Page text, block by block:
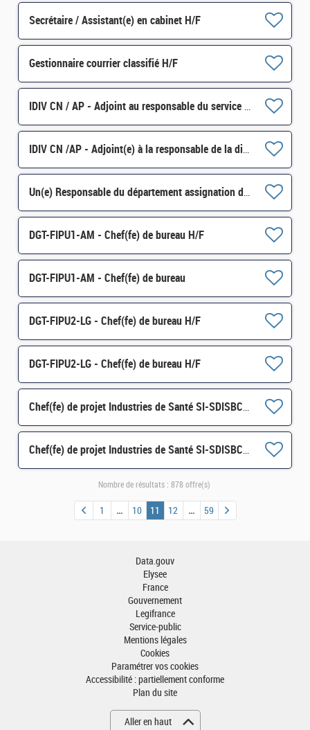
Secrétaire / Assistant(e) en cabinet H/F
Gestionnaire courrier classifié H/F
IDIV CN / AP - Adjoint au responsable du service des impôts fonciers H/F
IDIV CN /AP - Adjoint(e) à la responsable de la division du contrôle fiscal H/F
Un(e) Responsable du département assignation de fréquences H/F
DGT-FIPU1-AM - Chef(fe) de bureau H/F
DGT-FIPU1-AM - Chef(fe) de bureau
DGT-FIPU2-LG - Chef(fe) de bureau H/F
DGT-FIPU2-LG - Chef(fe) de bureau H/F
Chef(fe) de projet Industries de Santé SI-SDISBCA-212 H/F
Chef(fe) de projet Industries de Santé SI-SDISBCA-212 H/F
Nombre de résultats : 878 offre(s)
1 10 11 12 59
Data.gouv
Elysee
France
Gouvernement
Legifrance
Service-public
Mentions légales
Cookies
Paramétrer vos cookies
Accessibilité : partiellement conforme
Plan du site
Aller en haut